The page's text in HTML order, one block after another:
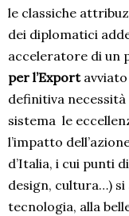
le classiche
dei diplomatici
acceleratore di un
per l’Export
definitiva necessità
sistema le
l’impatto
d’Italia, i cui punti
design, cultura…) si
tecnologia, alla